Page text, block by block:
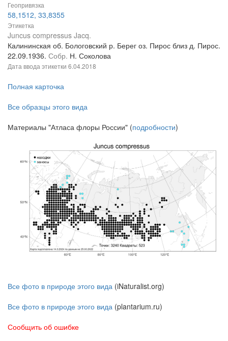
Геопривязка
58,1512, 33,8355
Этикетка
Juncus compressus Jacq.
Калининская об. Бологовский р. Берег оз. Пирос близ д. Пирос.
22.09.1936. Собр. Н. Соколова
Дата ввода этикетки 6.04.2018
Полная карточка
Все образцы этого вида
Материалы "Атласа флоры России" (подробности)
Все фото в природе этого вида (iNaturalist.org)
Все фото в природе этого вида (plantarium.ru)
Сообщить об ошибке